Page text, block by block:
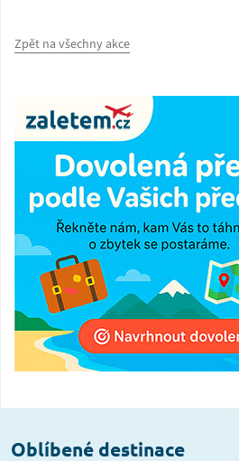
Zpět na všechny akce
Oblíbené destinace